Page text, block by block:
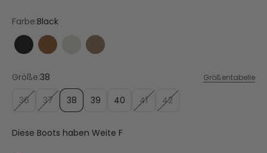
Farbe:Black
Black Cognac CremaMocha
Größe:38 Größentabelle
36 37 38 39 40 41 42
Diese Boots haben Weite F